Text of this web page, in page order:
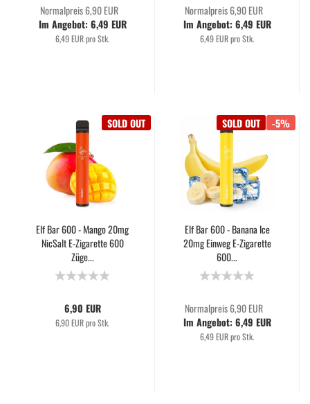
Normalpreis 6,90 EUR
Im Angebot: 6,49 EUR
6,49 EUR pro Stk.
Normalpreis 6,90 EUR
Im Angebot: 6,49 EUR
6,49 EUR pro Stk.
SOLD OUT
Elf Bar 600 - Mango 20mg
NicSalt E-Zigarette 600
Züge...
6,90 EUR
6,90 EUR pro Stk.
SOLD OUT -5%
Elf Bar 600 - Banana Ice
20mg Einweg E-Zigarette
600...
Normalpreis 6,90 EUR
Im Angebot: 6,49 EUR
6,49 EUR pro Stk.